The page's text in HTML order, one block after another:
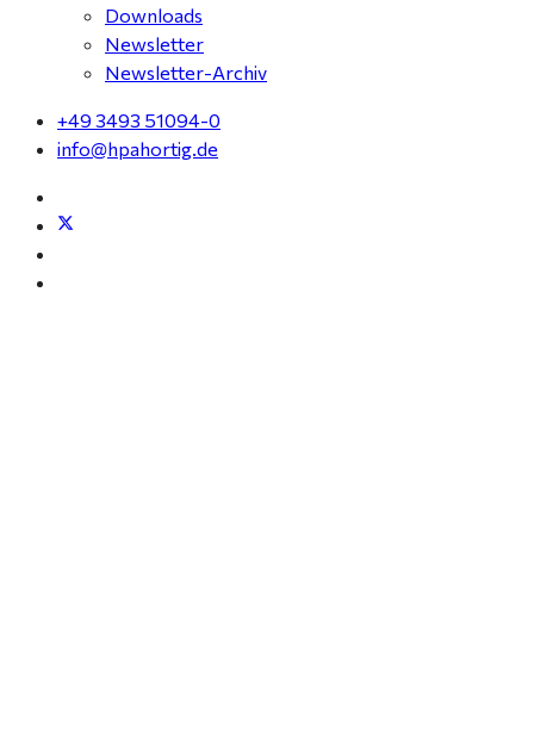
Downloads
Newsletter
Newsletter-Archiv
+49 3493 51094-0
info@hpahortig.de